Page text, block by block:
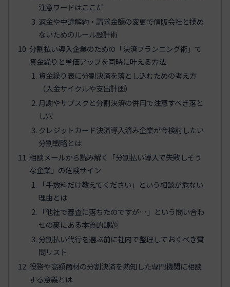
注意ワードはここだ
返金や中途解約・請求金額の変更で信販会社と揉め
ないためのルール設計術
分割払い導入企業のための「決済プランニング術」で
資金繰りと単価アップを同時に叶える方法
資金繰り表に分割決済を落とし込むための考え方
（入金サイクルや支出計画）
月謝やサブスクと分割決済の併用で注意すべき落と
し穴
クレジットカード決済導入済み企業が今検討したい
分割戦略とは
相談メールから読み解く「分割払い導入で失敗しそう
な企業」の危険サイン
「手数料だけ教えてください」という相談が危ない
理由とは
「他社で審査に落ちたのですが…」という問い合わ
せの裏にある本質的課題
分割払い代行を選ぶ前に社内で整理しておくべき質
問リスト
役務や高額商材の分割決済を熟知した専門機関に相談
する意義とは